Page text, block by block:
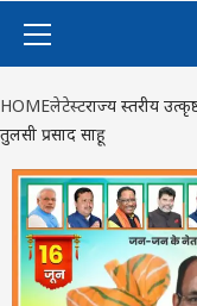
HOMEलेटेस्टराज्य स्तरीय
तुलसी प्रसाद साहू